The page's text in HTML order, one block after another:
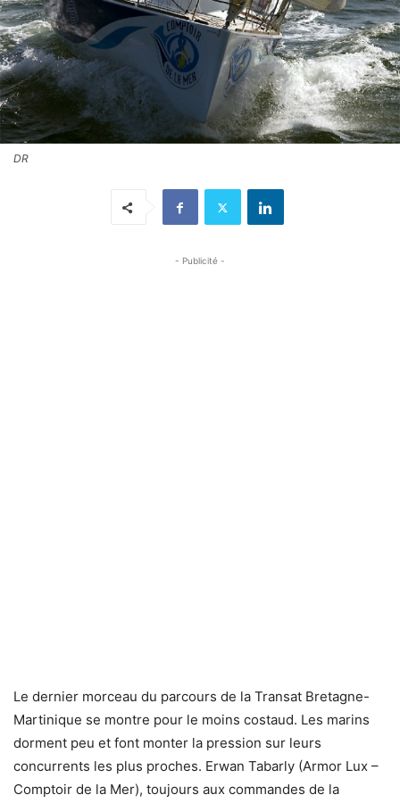
DR
- Publicité -
Le dernier morceau du parcours de la Transat Bretagne-
Martinique se montre pour le moins costaud. Les marins
dorment peu et font monter la pression sur leurs
concurrents les plus proches. Erwan Tabarly (Armor Lux –
Comptoir de la Mer), toujours aux commandes de la